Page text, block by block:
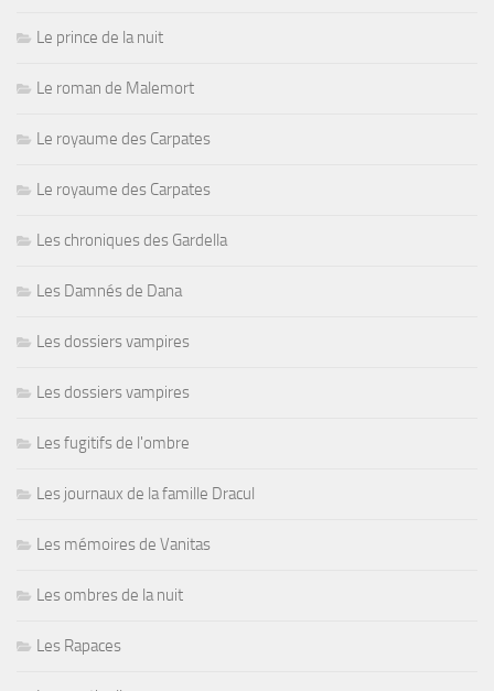
Le prince de la nuit
Le roman de Malemort
Le royaume des Carpates
Le royaume des Carpates
Les chroniques des Gardella
Les Damnés de Dana
Les dossiers vampires
Les dossiers vampires
Les fugitifs de l'ombre
Les journaux de la famille Dracul
Les mémoires de Vanitas
Les ombres de la nuit
Les Rapaces